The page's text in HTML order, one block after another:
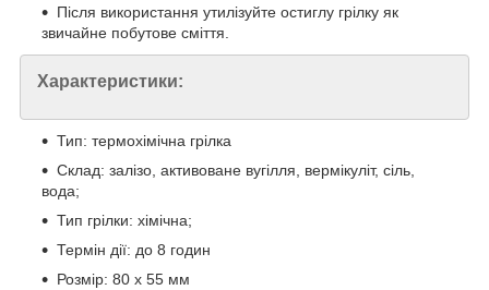
Після використання утилізуйте остиглу грілку як
звичайне побутове сміття.
Характеристики:
Тип: термохімічна грілка
Склад: залізо, активоване вугілля, вермікуліт, сіль,
вода;
Тип грілки: хімічна;
Термін дії: до 8 годин
Розмір: 80 х 55 мм